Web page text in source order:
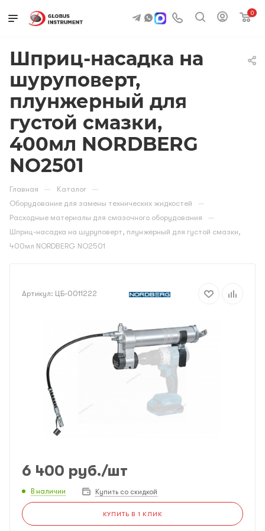
0
Шприц-насадка на
шуруповерт,
плунжерный для
густой смазки,
400мл NORDBERG
NO2501
Главная — Каталог —
Оборудование для замены технических жидкостей —
Расходные материалы для смазочного оборудования —
Шприц-насадка на шуруповерт, плунжерный для густой смазки,
400мл NORDBERG NO2501
Артикул: ЦБ-0011222
6 400 руб./шт
В наличии Купить со скидкой
КУПИТЬ В 1 КЛИК